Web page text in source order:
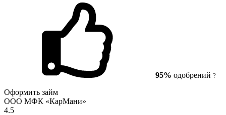
95% одобрений ?
Оформить займ
ООО МФК «КарМани»
4.5